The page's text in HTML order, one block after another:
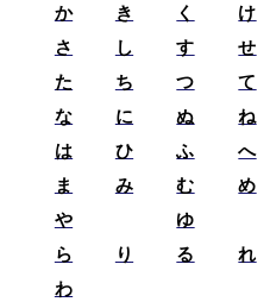
か
き く け
さ
し す せ
た
ち つ て
な
に ぬ ね
は
ひ ふ へ
ま
み む め
や
ゆ
ら
り る れ
わ